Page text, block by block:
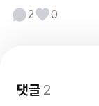
2 0
댓글2